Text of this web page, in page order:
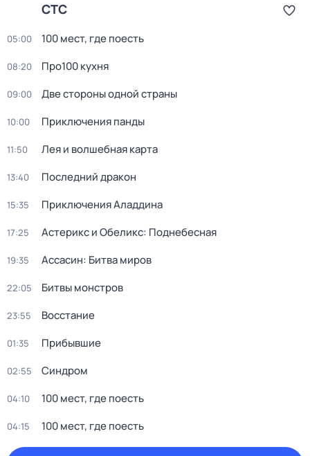
СТС
05:00 100 мест, где поесть
08:20 Про100 кухня
09:00 Две стороны одной страны
10:00 Приключения панды
11:50 Лея и волшебная карта
13:40 Последний дракон
15:35 Приключения Аладдина
17:25 Астерикс и Обеликс: Поднебесная
19:35 Ассасин: Битва миров
22:05 Битвы монстров
23:55 Восстание
01:35 Прибывшие
02:55 Синдром
04:10 100 мест, где поесть
04:15 100 мест, где поесть